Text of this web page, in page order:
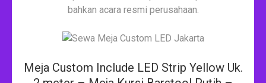
bahkan acara resmi perusahaan.
Meja Custom Include LED Strip Yellow Uk.